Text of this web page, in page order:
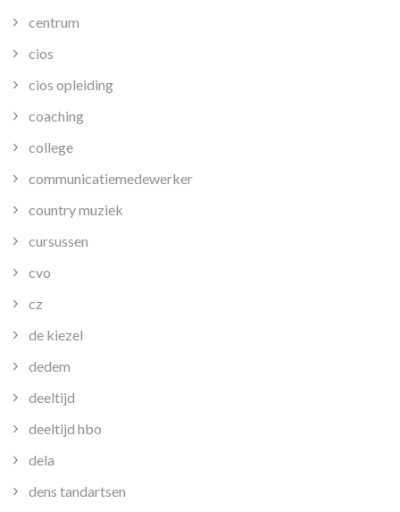
centrum
cios
cios opleiding
coaching
college
communicatiemedewerker
country muziek
cursussen
cvo
cz
de kiezel
dedem
deeltijd
deeltijd hbo
dela
dens tandartsen